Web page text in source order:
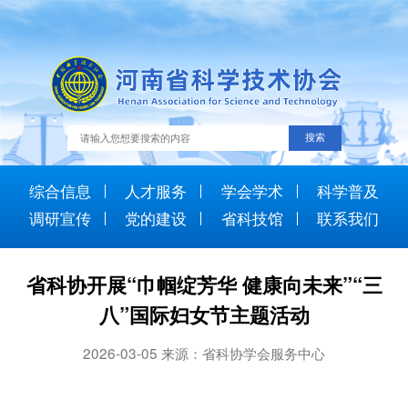
综合信息 人才服务 学会学术
科学普及
调研宣传
党的建设 省科技馆 联系我们
省科协开展“巾帼绽芳华 健康向未来”“三
八”国际妇女节主题活动
2026-03-05 来源：省科协学会服务中心